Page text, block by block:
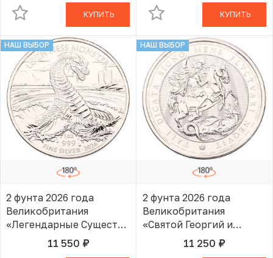
КУПИТЬ КУПИТЬ
НАШ ВЫБОР
2 фунта 2026 года
Великобритания
«Легендарные Существа
— Лох-Несское
чудовище»
11 550 руб.
В КОРЗИНЕ
НАШ ВЫБОР
2 фунта 2026 года
Великобритания
«Святой Георгий и
Дракон»11 250 руб.
В КОРЗИНЕ